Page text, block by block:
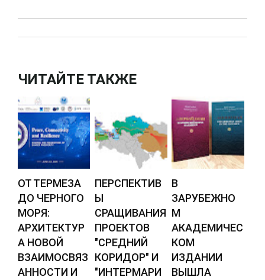
ЧИТАЙТЕ ТАКЖЕ
ОТ ТЕРМЕЗА
ДО ЧЕРНОГО
МОРЯ:
АРХИТЕКТУР
А НОВОЙ
ВЗАИМОСВЯЗ
АННОСТИ И
ПЕРСПЕКТИВ
Ы
СРАЩИВАНИЯ
ПРОЕКТОВ
"СРЕДНИЙ
КОРИДОР" И
"ИНТЕРМАРИ
В
ЗАРУБЕЖНО
М
АКАДЕМИЧЕС
КОМ
ИЗДАНИИ
ВЫШЛА